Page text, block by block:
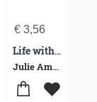
€3,56
Life with a View
Julie Amanda Thornley